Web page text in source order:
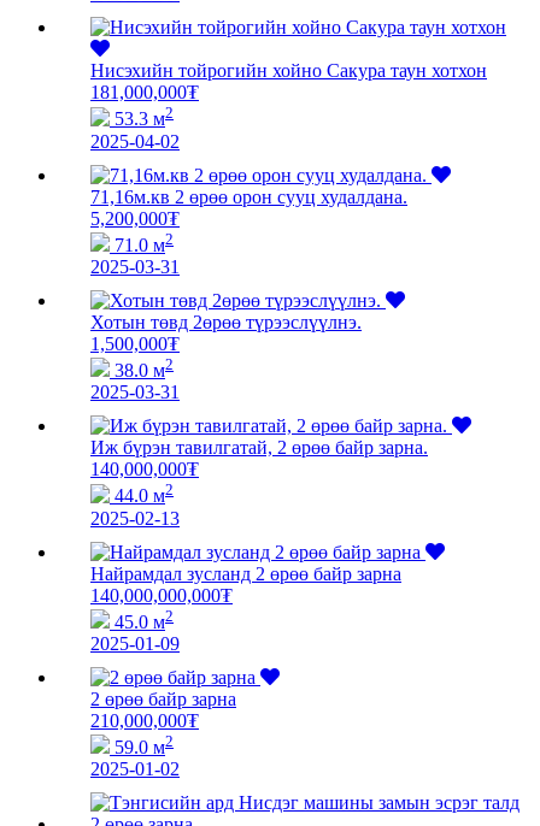
Нисэхийн тойрогийн хойно Сакура таун хотхон
181,000,000₮
53.3 м2
2025-04-02
71,16м.кв 2 өрөө орон сууц худалдана.
5,200,000₮
71.0 м2
2025-03-31
Хотын төвд 2өрөө түрээслүүлнэ.
1,500,000₮
38.0 м2
2025-03-31
Иж бүрэн тавилгатай, 2 өрөө байр зарна.
140,000,000₮
44.0 м2
2025-02-13
Найрамдал зусланд 2 өрөө байр зарна
140,000,000,000₮
45.0 м2
2025-01-09
2 өрөө байр зарна
210,000,000₮
59.0 м2
2025-01-02